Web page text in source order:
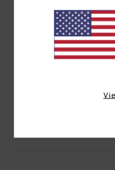
Large poche
Étiquette
Composition[Matière